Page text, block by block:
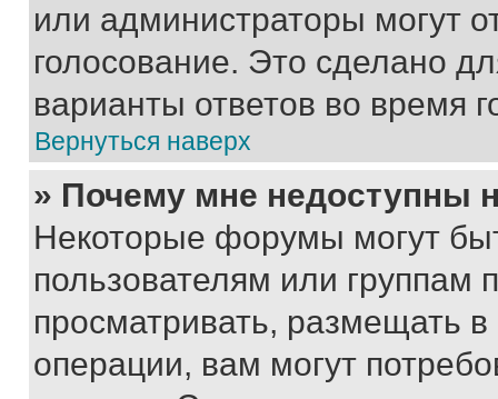
или администраторы могут
голосование. Это сделано
варианты ответов во время
Вернуться наверх
» Почему мне недоступны
Некоторые форумы могут
пользователям или группам
просматривать, размещать
операции, вам могут